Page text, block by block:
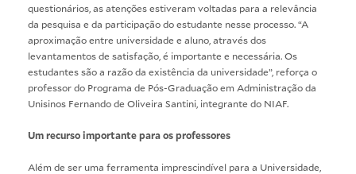
questionários, as atenções estiveram voltadas para a relevância
da pesquisa e da participação do estudante nesse processo. “A
aproximação entre universidade e aluno, através dos
levantamentos de satisfação, é importante e necessária. Os
estudantes são a razão da existência da universidade”, reforça o
professor do Programa de Pós-Graduação em Administração da
Unisinos Fernando de Oliveira Santini, integrante do NIAF.
Um recurso importante para os professores
Além de ser uma ferramenta imprescindível para a Universidade,